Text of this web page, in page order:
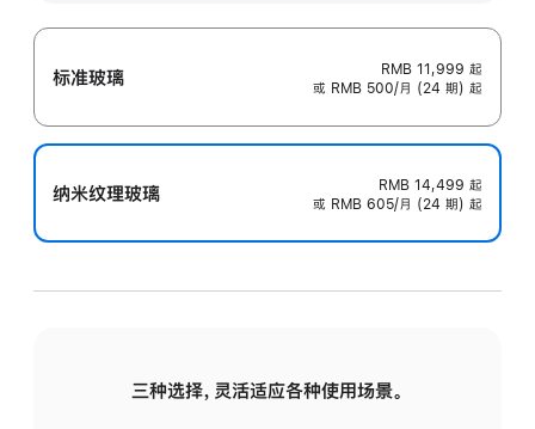
标准玻璃 RMB 11,999 起
或 RMB 500/月 (24 期) 起
纳米纹理玻璃 RMB 14,499 起
或 RMB 605/月 (24 期) 起
三种选择，灵活适应各种使用场景。